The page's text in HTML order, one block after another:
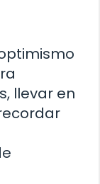
llevar en